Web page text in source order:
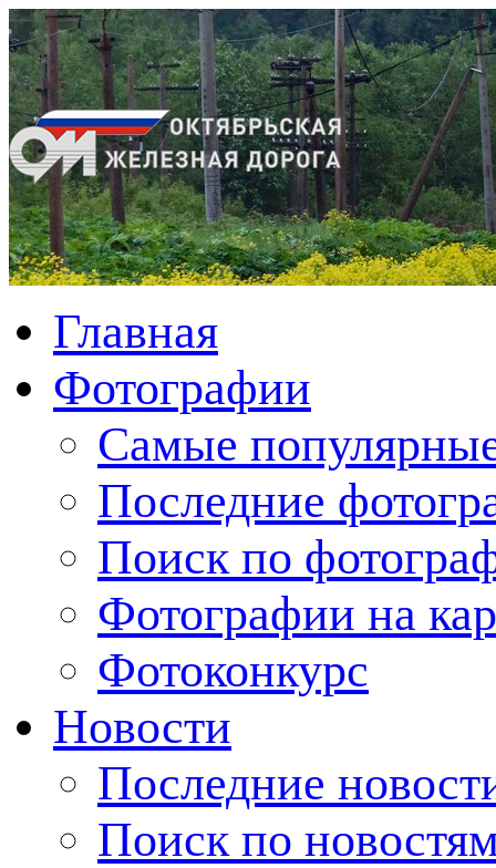
Главная
Фотографии
Cамые
Последние
Поиск по
Фотографии на
Фотоконкурс
Новости
Последние
Поиск по